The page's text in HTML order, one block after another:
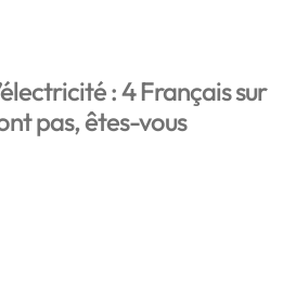
: 4 Français sur
pas, êtes-vous